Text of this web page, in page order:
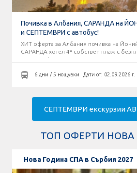
Почивка в Албания, САРАНДА на
и СЕПТЕМВРИ с автобус!
ХИТ оферта за Албания почивка на
САРАНДА хотел 4* собствен плаж с
шезлонги!
6 дни / 5 нощувки Дати от: 02.09.2026 г.
СЕПТЕМВРИ екскурзии
ТОП ОФЕРТИ НОВА
Нова Година СПА в Сърбия 2027